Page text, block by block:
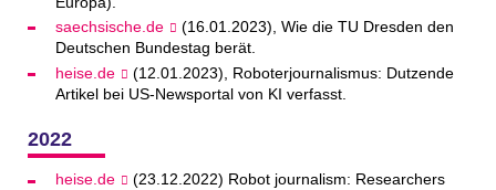
saechsische.de
(16.01.2023), Wie die TU Dresden den
Deutschen Bundestag berät.
heise.de
(12.01.2023), Roboterjournalismus: Dutzende
Artikel bei US-Newsportal von KI verfasst.
2022
heise.de
(23.12.2022) Robot journalism: Researchers